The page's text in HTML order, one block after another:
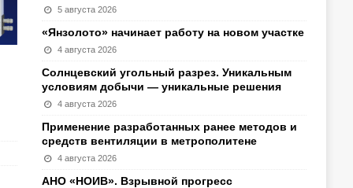
5 августа 2026
«Янзолото» начинает работу на новом участке
4 августа 2026
Солнцевский угольный разрез. Уникальным
условиям добычи — уникальные решения
4 августа 2026
Применение разработанных ранее методов и
средств вентиляции в метрополитене
4 августа 2026
АНО «НОИВ». Взрывной прогресс